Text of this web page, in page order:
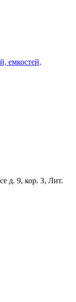
емкостей,
д. 9, кор. 3, Лит.